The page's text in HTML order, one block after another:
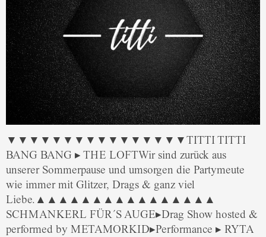
▼▼▼▼▼▼▼▼▼▼▼▼▼▼▼▼TITTI TITTI
BANG BANG ▸ THE LOFTWir sind zurück aus
unserer Sommerpause und umsorgen die Partymeute
wie immer mit Glitzer, Drags & ganz viel
Liebe.▲▲▲▲▲▲▲▲▲▲▲▲▲▲▲▲
SCHMANKERL FÜR´S AUGE▸Drag Show hosted &
performed by METAMORKID▸Performance ▸ RYTA